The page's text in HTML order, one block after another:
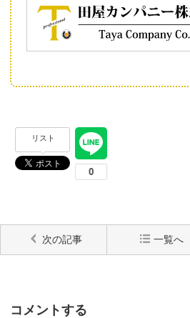
リスト
次の記事 一覧へ
コメントする